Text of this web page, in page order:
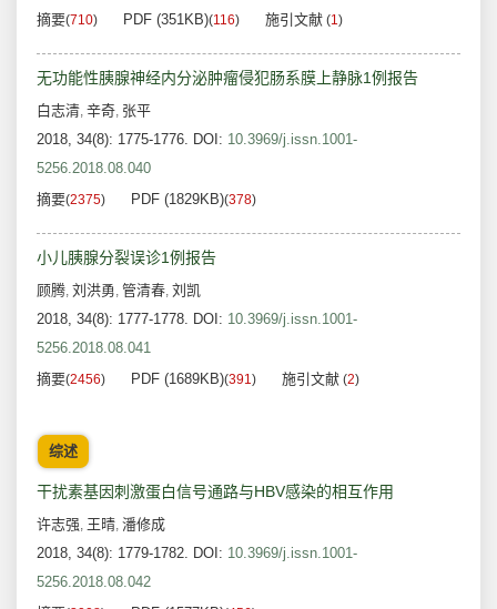
摘要(710) PDF (351KB)(116) 施引文献 (1)
无功能性胰腺神经内分泌肿瘤侵犯肠系膜上静脉1例报告
白志清, 辛奇, 张平
2018, 34(8): 1775-1776. DOI: 10.3969/j.issn.1001-
5256.2018.08.040
摘要(2375) PDF (1829KB)(378)
小儿胰腺分裂误诊1例报告
顾腾, 刘洪勇, 管清春, 刘凯
2018, 34(8): 1777-1778. DOI: 10.3969/j.issn.1001-
5256.2018.08.041
摘要(2456) PDF (1689KB)(391) 施引文献 (2)
综述
干扰素基因刺激蛋白信号通路与HBV感染的相互作用
许志强, 王晴, 潘修成
2018, 34(8): 1779-1782. DOI: 10.3969/j.issn.1001-
5256.2018.08.042